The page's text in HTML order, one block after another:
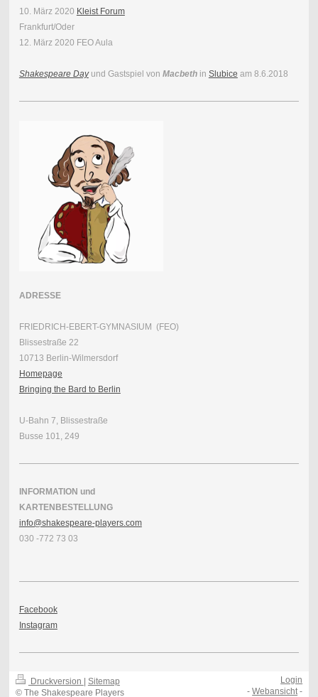
10. März 2020 Kleist Forum
Frankfurt/Oder
12. März 2020 FEO Aula
Shakespeare Dayund Gastspiel von Macbethin Slubice am 8.6.2018
ADRESSE
FRIEDRICH-EBERT-GYMNASIUM (FEO)
Blissestraße 22
10713 Berlin-Wilmersdorf
Homepage
Bringing the Bard to Berlin
U-Bahn 7, Blissestraße
Busse 101, 249
INFORMATION und
KARTENBESTELLUNG
info@shakespeare-players.com
030 -772 73 03
Facebook
Instagram
Druckversion
Sitemap
© The Shakespeare Players
Login
-Webansicht-